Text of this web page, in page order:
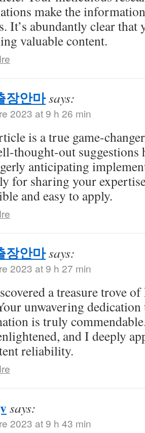
make the
It’s abundantly clear that
valuable content.
장안마says:
2023 at 9 h 26 min
is a true game-
thought-out
anticipating
for sharing your
and easy to apply.
장안마says:
2023 at 9 h 27 min
a treasure trove
unwavering
is truly
and I deeply
reliability.
says:
2023 at 9 h 43 min